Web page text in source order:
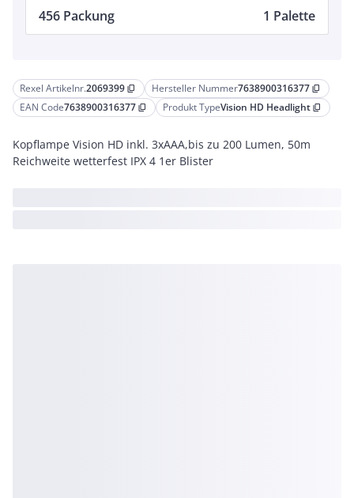
Rexel Artikelnr.2069399 content_copy Hersteller Nummer7638900316377 content_copy
EAN Code7638900316377 content_copy Produkt TypeVision HD Headlight content_copy
Kopflampe Vision HD inkl. 3xAAA,bis zu 200 Lumen, 50m
Reichweite wetterfest IPX 4 1er Blister
456 Packung 1 Palette